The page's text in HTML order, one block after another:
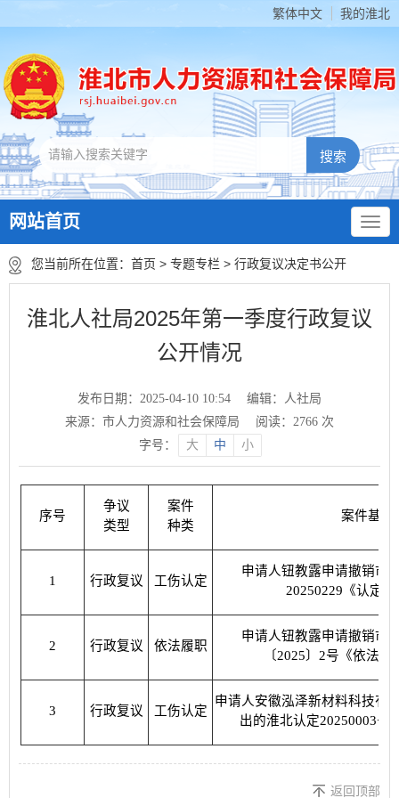
繁体中文 我的淮北
网站首页
您当前所在位置： 首页 > 专题专栏 > 行政复议决定书公开
淮北人社局2025年第一季度行政复议
公开情况
发布日期：2025-04-10 10:54
编辑：人社局
来源：市人力资源和社会保障局
阅读： 2766 次
字号：
大 中 小
序号
争议
类型
案件
种类
案件基本
1 行政复议 工伤认定
申请人钮教露申请撤销市
20250229《认定
2 行政复议 依法履职
申请人钮教露申请撤销市
〔2025〕2号《依法
3 行政复议 工伤认定
申请人安徽泓泽新材料科技有
出的淮北认定20250003号
返回顶部